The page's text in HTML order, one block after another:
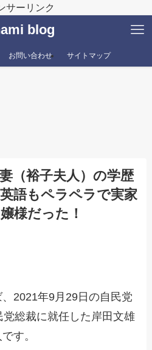
サーリンク
blog
お問い合わせ サイトマップ
（裕子夫人）の学歴
語もペラペラで実家
様だった！
2021年9月29日の自民党
総裁に就任した岸田文雄
す。